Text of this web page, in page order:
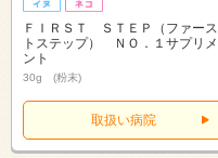
ＦＩＲＳＴ ＳＴＥＰ（ファース
トステップ） ＮＯ．１サプリメ
ント
30g (粉末)
取扱い病院